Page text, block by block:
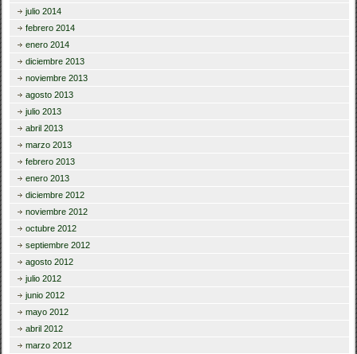
julio 2014
febrero 2014
enero 2014
diciembre 2013
noviembre 2013
agosto 2013
julio 2013
abril 2013
marzo 2013
febrero 2013
enero 2013
diciembre 2012
noviembre 2012
octubre 2012
septiembre 2012
agosto 2012
julio 2012
junio 2012
mayo 2012
abril 2012
marzo 2012